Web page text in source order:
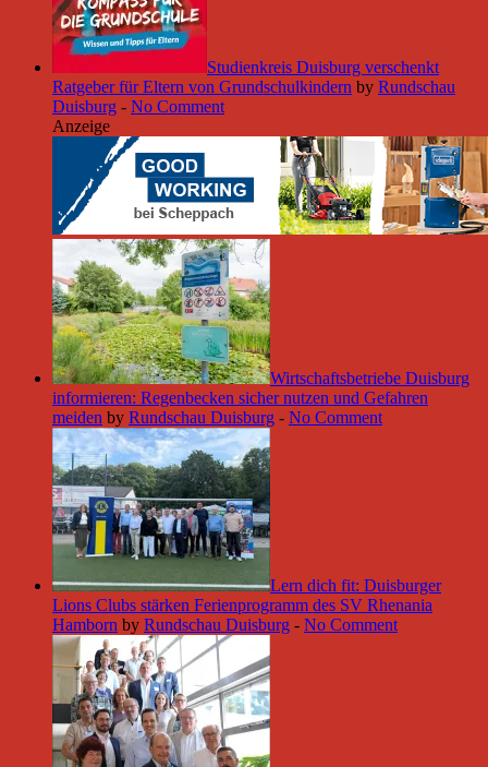
Studienkreis Duisburg verschenkt
Ratgeber für Eltern von Grundschulkindern by Rundschau
Duisburg - No Comment
Anzeige
Wirtschaftsbetriebe Duisburg
informieren: Regenbecken sicher nutzen und Gefahren
meiden by Rundschau Duisburg - No Comment
Lern dich fit: Duisburger
Lions Clubs stärken Ferienprogramm des SV Rhenania
Hamborn by Rundschau Duisburg - No Comment